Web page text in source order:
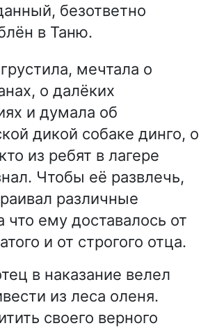
безответно
в Таню.
мечтала о
о далёких
и думала об
дикой собаке динго, о
из ребят в лагере
Чтобы её развлечь,
различные
что ему доставалось от
и от строгого отца.
в наказание велел
из леса оленя.
своего верного